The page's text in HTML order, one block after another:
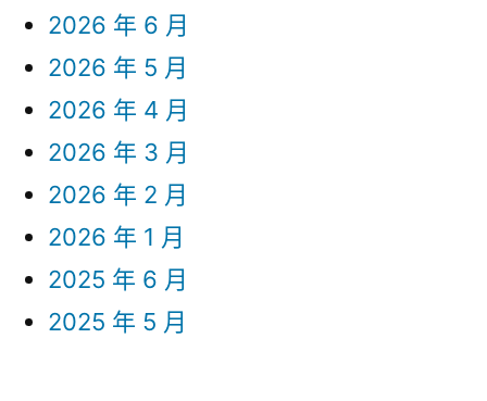
2026 年 6 月
2026 年 5 月
2026 年 4 月
2026 年 3 月
2026 年 2 月
2026 年 1 月
2025 年 6 月
2025 年 5 月